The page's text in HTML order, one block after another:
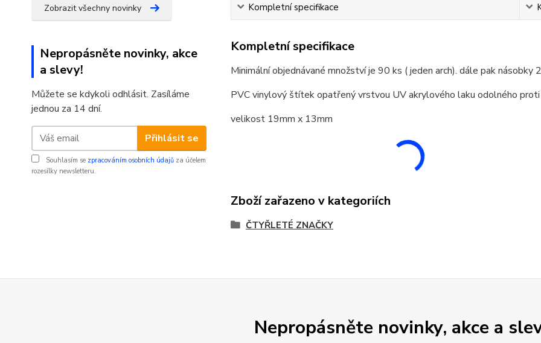
Zobrazit všechny novinky
Nepropásněte novinky, akce
a slevy!
Můžete se kdykoli odhlásit. Zasíláme
jednou za 14 dní.
Přihlásit se
Souhlasím se zpracováním osobních údajů za účelem
rozesílky newsletteru.
Kompletní specifikace
Kompletní specifikace
Minimální objednávané množství je 90 ks ( jeden arch). dále pak násobky
PVC vinylový štítek opatřený vrstvou UV akrylového laku odolného
velikost 19mm x 13mm
Zboží zařazeno v kategoriích
ČTYŘLETÉ ZNAČKY
Nepropásněte novinky, akce a